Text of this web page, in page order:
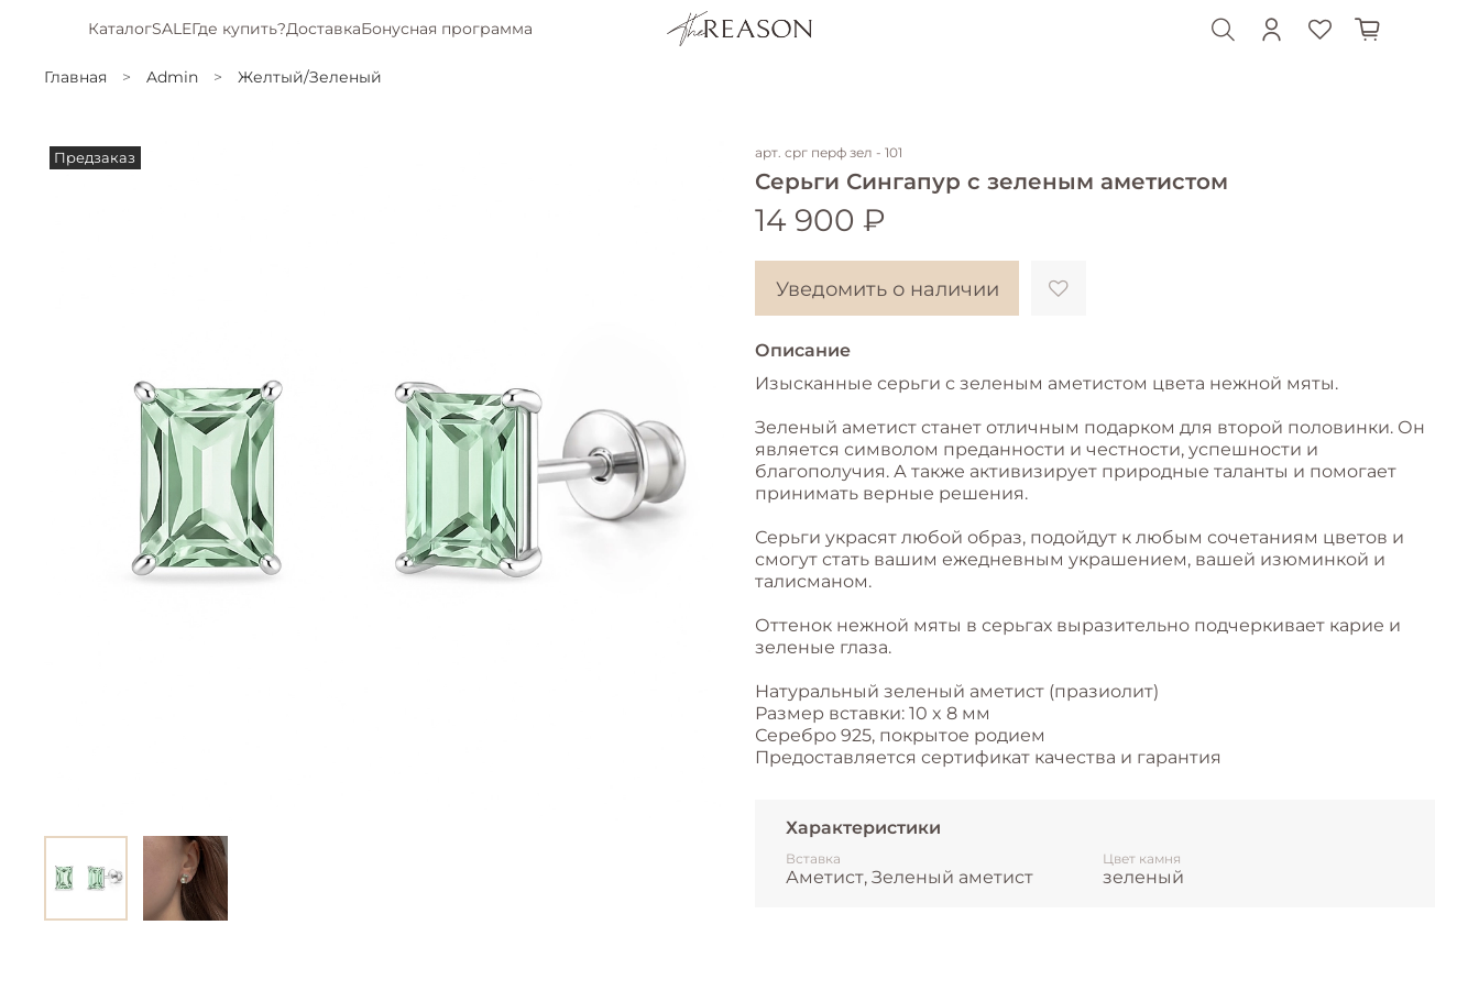
КаталогSALEГде купить?ДоставкаБонусная программа
Главная Admin Желтый/Зеленый
Предзаказ арт. срг перф зел - 101
Серьги Сингапур с зеленым аметистом
14 900 ₽
Уведомить о наличии
Описание
Изысканные серьги с зеленым аметистом цвета нежной мяты.
Зеленый аметист станет отличным подарком для второй половинки. Он
является символом преданности и честности, успешности и
благополучия. А также активизирует природные таланты и помогает
принимать верные решения.
Серьги украсят любой образ, подойдут к любым сочетаниям цветов и
смогут стать вашим ежедневным украшением, вашей изюминкой и
талисманом.
Оттенок нежной мяты в серьгах выразительно подчеркивает карие и
зеленые глаза.
Натуральный зеленый аметист (празиолит)
Размер вставки: 10 x 8 мм
Серебро 925, покрытое родием
Предоставляется сертификат качества и гарантия
Характеристики
Вставка
Аметист, Зеленый аметист
Цвет камня
зеленый